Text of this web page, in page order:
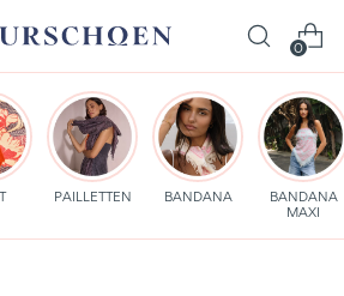
0
PAILLETTEN BANDANA
BANDANA
MAXI